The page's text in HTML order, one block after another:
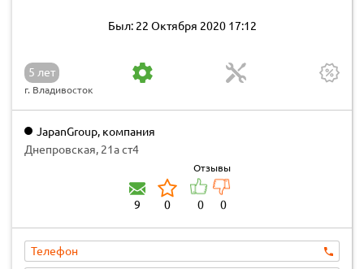
Был: 22 Октября 2020 17:12
5 лет
г. Владивосток
JapanGroup, компания
Днепровская, 21а ст4
9 0
Отзывы
0 0
Телефон